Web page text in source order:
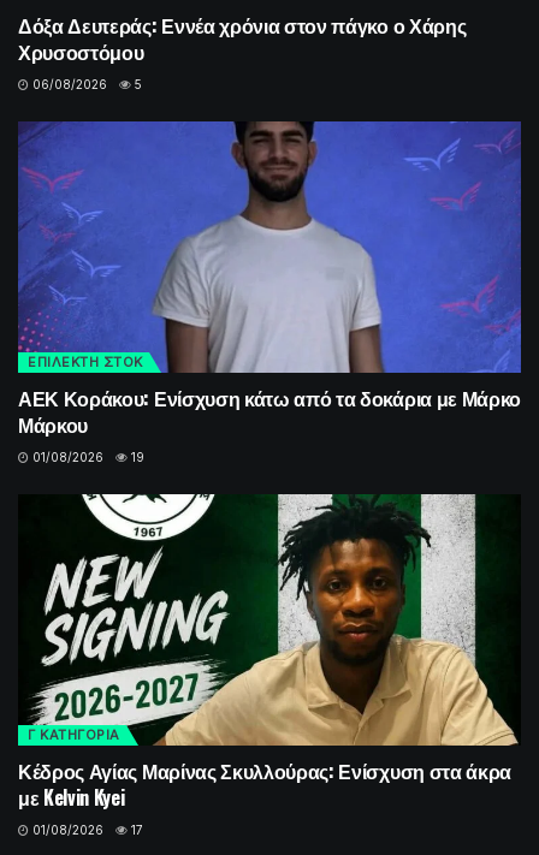
Δόξα Δευτεράς: Εννέα χρόνια στον πάγκο ο Χάρης
Χρυσοστόμου
06/08/2026 5
ΕΠΙΛΕΚΤΗ ΣΤΟΚ
ΑΕΚ Κοράκου: Ενίσχυση κάτω από τα δοκάρια με Μάρκο
Μάρκου
01/08/2026 19
Γ ΚΑΤΗΓΟΡΙΑ
Κέδρος Αγίας Μαρίνας Σκυλλούρας: Ενίσχυση στα άκρα
με Kelvin Kyei
01/08/2026 17